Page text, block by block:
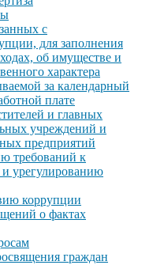
с
для заполнения
об имуществе и
характера
за календарный
плате
и главных
учреждений и
предприятий
требований к
урегулированию
коррупции
о фактах
граждан